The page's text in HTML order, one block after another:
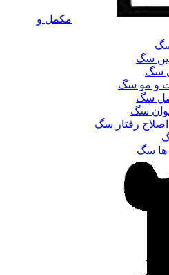
مکمل و
سگ
سگ
و مو سگ
سگ
سگ
رفتار سگ
ها سگ